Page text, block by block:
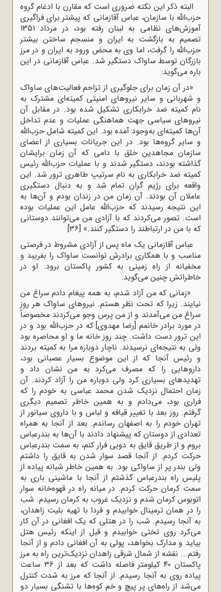
البته ذکر این نکته ضروری است که مقارن با ادغام گروه
حزب‌الله با سازمان، عباس آقازمانی که پیشتر برای فراگیری
آموزش‌های نظامی به لبنان رفته بود، در مرداد 1351
تصمیم به بازگشت به ایران و منسجم ساختن بیشتر
حزب‌الله را گرفت، اما وی به محض ورود به ایران و در مرز
بازرگان توسط ساواک دستگیر شد. عباس آقازمانی در این
باره می‌گوید:
«در آن زمان برای جلوگیری از تزاحم فعالیت‌های ساواک
و شهربانی و سایر نیروهای امنیتی کمیته‌ای مشترک به
نام کمیته ضد خرابکاری تشکیل شده بود. در مقابل آن
نیروهای سیاسی جهت هماهنگی عملیات و عدم تداخل
آن‌ها کمیته‌ای به‌وجود آمده بود. این کمیته شامل حزب‌الله
و سایر گروه‌ها بود. در این جریانات بسیاری از اعضای
سازمان مجاهدین خلق با دامی ‌که آن زمان برایشان
گذاشته بودند، دستگیر شدند و با عملیات حزب‌الله رئیس
کمیته ضد خرابکاری به نام سرتیپ طاهری ترور شد. این
واقعه برای رژیم گران تمام شد و به دنبال دستگیری
عاملان آن بودند. آن زمان من در زندان بودم و آن‌ها به
این نتیجه رسیدند که حزب‌الله عامل این عملیات بوده
است. تصور می‌کردند که با آزادی من می‌توانند دوستانی
که با من در ارتباطند را دستگیر کنند.» [36]
عباس آقازمانی یک ماه پس از آزادی مشروط در فرصتی
مناسب و با همکاری برادرش توانست ساواک را بفریبد و
مخفیانه از راه زمینی به کشور پاکستان برود. او در
خاطراتش چنین می‌گوید:
«زمانی که من آزاد شدم، به همه پیغام دادم سراغ من
نیایند. زیرا که تحت نظر هستم. نیروهای ساواک هر روز
سراغ من می‌آمدند و از من پرس وجو می‌کردند مخصوصاً
در مورد برادر خانمم [رضا مهدوی] که در حزب‌الله بود و در
این ترور دست داشت. چند روز خانه ما و او محاصره بود
ولی به نتیجه‌ای نرسیدند. ناچار دوباره مرا به کمیته بردند
و رئیس آنجا که از این موضوع بسیار عصبانی بود،
داروهایی را که مصرف می‌کرد به من نشان داد و
تهدیدهای بسیاری کرد ولی دوباره من را آزاد کردند. آن
زمان احتمال نزدیک شدن محمد عباسی به خودم را که
فراری بود، می‌دادم و به همین خاطر تصمیم دیگری
گرفتم. روز بعد با تغییر قیافه و لباس و با داروی سیانور از
تهران خودم را به اصفهان رساندم. بعد از آنجا به همراه
تعدادی از دوستان که پیشنهاد دادند با آن‌ها به بندرعباس
بروم و از طریق قایق به دوبی فرار کنم، به سمت بندرعباس
حرکت کردم. از آنجا قصد سوار شدن به قایق را داشتم
ولی بندر پر از ساواکی بود. به همین خاطر شبانه پیاده از
پلیس راه بندرعباس گذشتم از آنجا با ماشینی باری به
سمت کرمان حرکت کردم. در میانه راه در قهوه‌خانه سوار
اتوبوس کرمان شدم و نزدیک غروب به کرمان رسیدم. شب
را در همان ترمینال خوابیدم و فردا با تهیه بلیت زاهدان،
به آنجا رسیدم. شب را در هتلی که یک افغانی در آن کار
می‌کرد روی تختی خوابیدم و قبل از اینکه رئیس هتل
بیاید و مدارک بخواهد، پولی به آن افغانی دادم و از آنجا
رفتم... نقشه از شمال شرقی زاهدان نزدیک‌ترین راه به مرز
پاکستان ۴۰ کیلومتر فاصله داشت که بعد از ۳۶ ساعت
پیاده روی به آنجا رسیدم. از آنجا که مرز به شدت کنترل
می‌شد از راه‌های پر پیچ و خم کوه‌ها با تشنگی بسیار دو